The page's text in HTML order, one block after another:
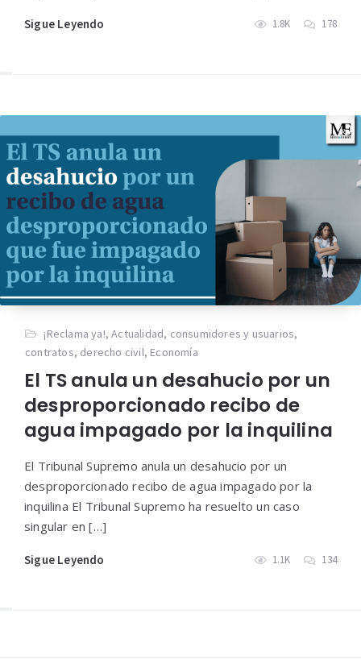
Sigue Leyendo 1.8K 178
¡Reclama ya!,Actualidad, consumidores y usuarios,
contratos, derecho civil, Economía
El TS anula un desahucio por un
desproporcionado recibo de
agua impagado por la inquilina
El Tribunal Supremo anula un desahucio por un
desproporcionado recibo de agua impagado por la
inquilina El Tribunal Supremo ha resuelto un caso
singular en […]
Sigue Leyendo 1.1K 134